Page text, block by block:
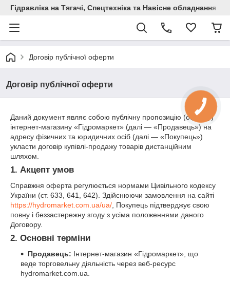
Гідравліка на Тягачі, Спецтехніка та Навісне обладнання
Договір публічної оферти
Договір публічної оферти
Даний документ являє собою публічну пропозицію (оферту)
інтернет-магазину «Гідромаркет» (далі — «Продавець») на
адресу фізичних та юридичних осіб (далі — «Покупець»)
укласти договір купівлі-продажу товарів дистанційним
шляхом.
1. Акцепт умов
Справжня оферта регулюється нормами Цивільного кодексу
України (ст. 633, 641, 642). Здійснюючи замовлення на сайті
https://hydromarket.com.ua/ua/ , Покупець підтверджує свою
повну і беззастережну згоду з усіма положеннями даного
Договору.
2. Основні терміни
Продавець: Інтернет-магазин «Гідромаркет», що
веде торговельну діяльність через веб-ресурс
hydromarket.com.ua.